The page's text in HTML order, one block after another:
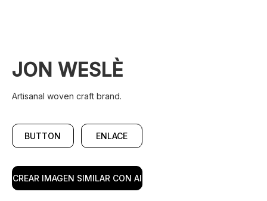
JON WESLÈ
Artisanal woven craft brand.
BUTTON ENLACE
CREAR IMAGEN SIMILAR CON AI